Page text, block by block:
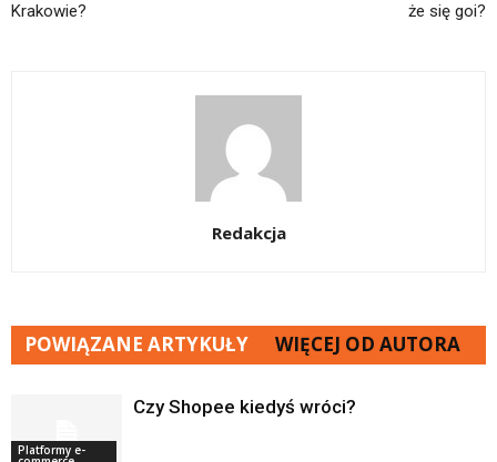
Krakowie?
że się goi?
Redakcja
POWIĄZANE ARTYKUŁY WIĘCEJ OD AUTORA
Platformy e-
Czy Shopee kiedyś wróci?